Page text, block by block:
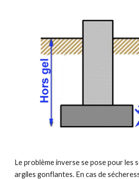
Le problème inverse se pose pour les
argiles gonflantes. En cas de